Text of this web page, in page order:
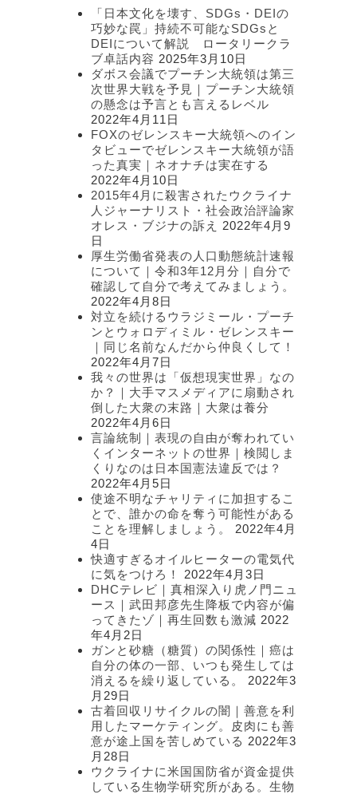
「日本文化を壊す、SDGs・DEIの
巧妙な罠」持続不可能なSDGsと
DEIについて解説 ロータリークラ
ブ卓話内容 2025年3月10日
ダボス会議でプーチン大統領は第三
次世界大戦を予見｜プーチン大統領
の懸念は予言とも言えるレベル
2022年4月11日
FOXのゼレンスキー大統領へのイン
タビューでゼレンスキー大統領が語
った真実｜ネオナチは実在する
2022年4月10日
2015年4月に殺害されたウクライナ
人ジャーナリスト・社会政治評論家
オレス・ブジナの訴え
2022年4月9
日
厚生労働省発表の人口動態統計速報
について｜令和3年12月分｜自分で
確認して自分で考えてみましょう。
2022年4月8日
対立を続けるウラジミール・プーチ
ンとウォロディミル・ゼレンスキー
｜同じ名前なんだから仲良くして！
2022年4月7日
我々の世界は「仮想現実世界」なの
か？｜大手マスメディアに扇動され
倒した大衆の末路｜大衆は養分
2022年4月6日
言論統制｜表現の自由が奪われてい
くインターネットの世界｜検閲しま
くりなのは日本国憲法違反では？
2022年4月5日
使途不明なチャリティに加担するこ
とで、誰かの命を奪う可能性がある
ことを理解しましょう。
2022年4月
4日
快適すぎるオイルヒーターの電気代
に気をつけろ！
2022年4月3日
DHCテレビ｜真相深入り虎ノ門ニュ
ース｜武田邦彦先生降板で内容が偏
ってきたゾ｜再生回数も激減 2022
年4月2日
ガンと砂糖（糖質）の関係性｜癌は
自分の体の一部、いつも発生しては
消えるを繰り返している。
2022年3
月29日
古着回収リサイクルの闇｜善意を利
用したマーケティング。皮肉にも善
意が途上国を苦しめている 2022年3
月28日
ウクライナに米国国防省が資金提供
している生物学研究所がある。生物